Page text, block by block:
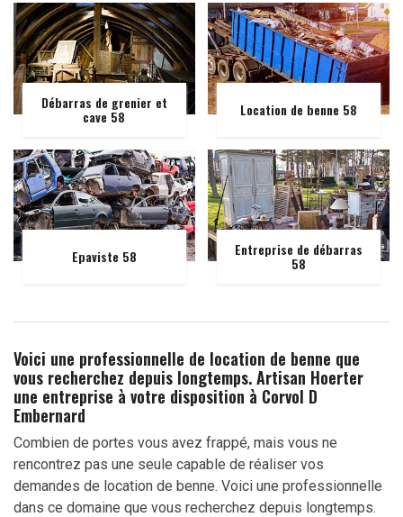
Débarras de grenier et
cave 58 Location de benne 58
Epaviste 58 Entreprise de débarras
58
Voici une professionnelle de location de benne que
vous recherchez depuis longtemps. Artisan Hoerter
une entreprise à votre disposition à Corvol D
Embernard
Combien de portes vous avez frappé, mais vous ne
rencontrez pas une seule capable de réaliser vos
demandes de location de benne. Voici une professionnelle
dans ce domaine que vous recherchez depuis longtemps.